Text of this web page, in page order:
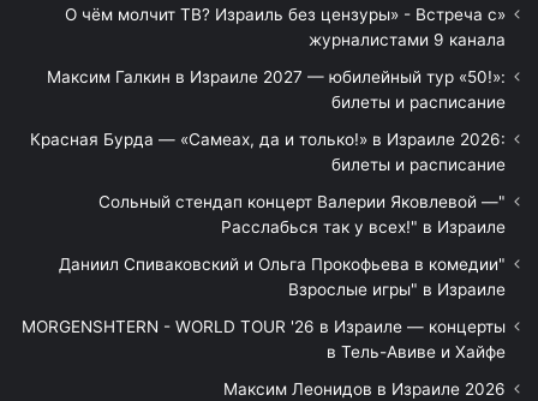
«О чём молчит ТВ? Израиль без цензуры» - Встреча с
журналистами 9 канала
Максим Галкин в Израиле 2027 — юбилейный тур «50!»:
билеты и расписание
Красная Бурда — «Самеах, да и только!» в Израиле 2026:
билеты и расписание
"Сольный стендап концерт Валерии Яковлевой —
Расслабься так у всех!" в Израиле
"Даниил Спиваковский и Ольга Прокофьева в комедии
Взрослые игры" в Израиле
MORGENSHTERN - WORLD TOUR '26 в Израиле — концерты
в Тель-Авиве и Хайфе
Максим Леонидов в Израиле 2026